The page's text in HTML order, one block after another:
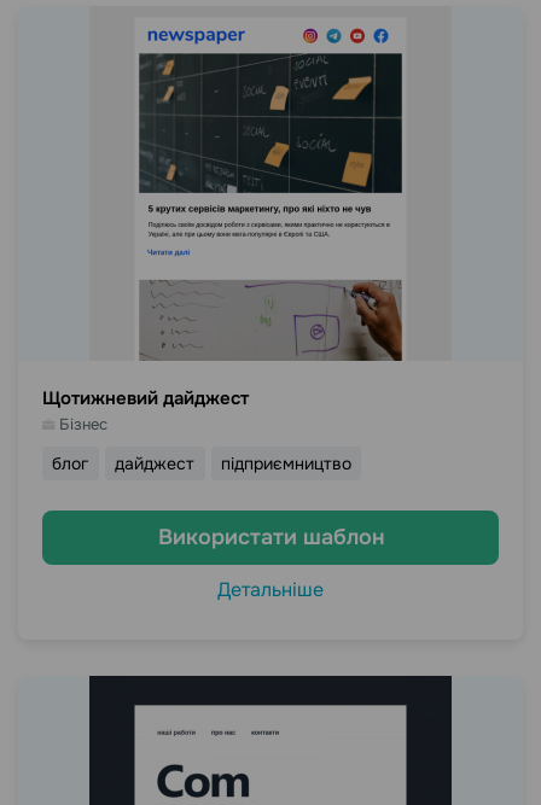
Щотижневий дайджест
Бізнес
блог дайджест підприємництво
Використати шаблон
Детальніше